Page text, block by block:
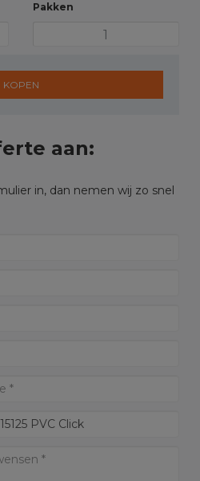
Pakken
KOPEN
aan:
in, dan nemen wij zo snel